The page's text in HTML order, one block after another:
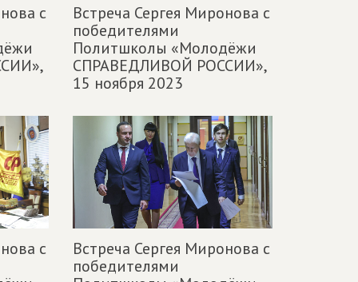
с
Встреча Сергея Миронова с
победителями
Политшколы «Молодёжи
СПРАВЕДЛИВОЙ РОССИИ»,
15 ноября 2023
с
Встреча Сергея Миронова с
победителями